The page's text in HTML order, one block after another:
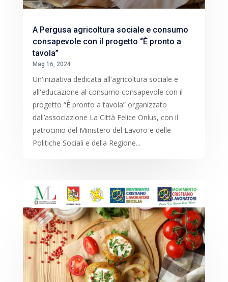
A Pergusa agricoltura sociale e consumo
consapevole con il progetto “È pronto a
tavola”
Mag 16, 2024
Un'iniziativa dedicata all'agricoltura sociale e
all'educazione al consumo consapevole con il
progetto “È pronto a tavola” organizzato
dall’associazione La Città Felice Onlus, con il
patrocinio del Ministero del Lavoro e delle
Politiche Sociali e della Regione...